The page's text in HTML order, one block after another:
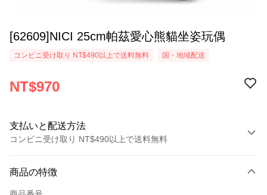
[62609]NICI 25cm帕茲愛心熊貓坐姿玩偶
コンビニ受け取り NT$490以上で送料無料 国・地域配送
NT$970
支払いと配送方法
コンビニ受け取り NT$490以上で送料無料
クレジットカード1回払い
商品の特徴